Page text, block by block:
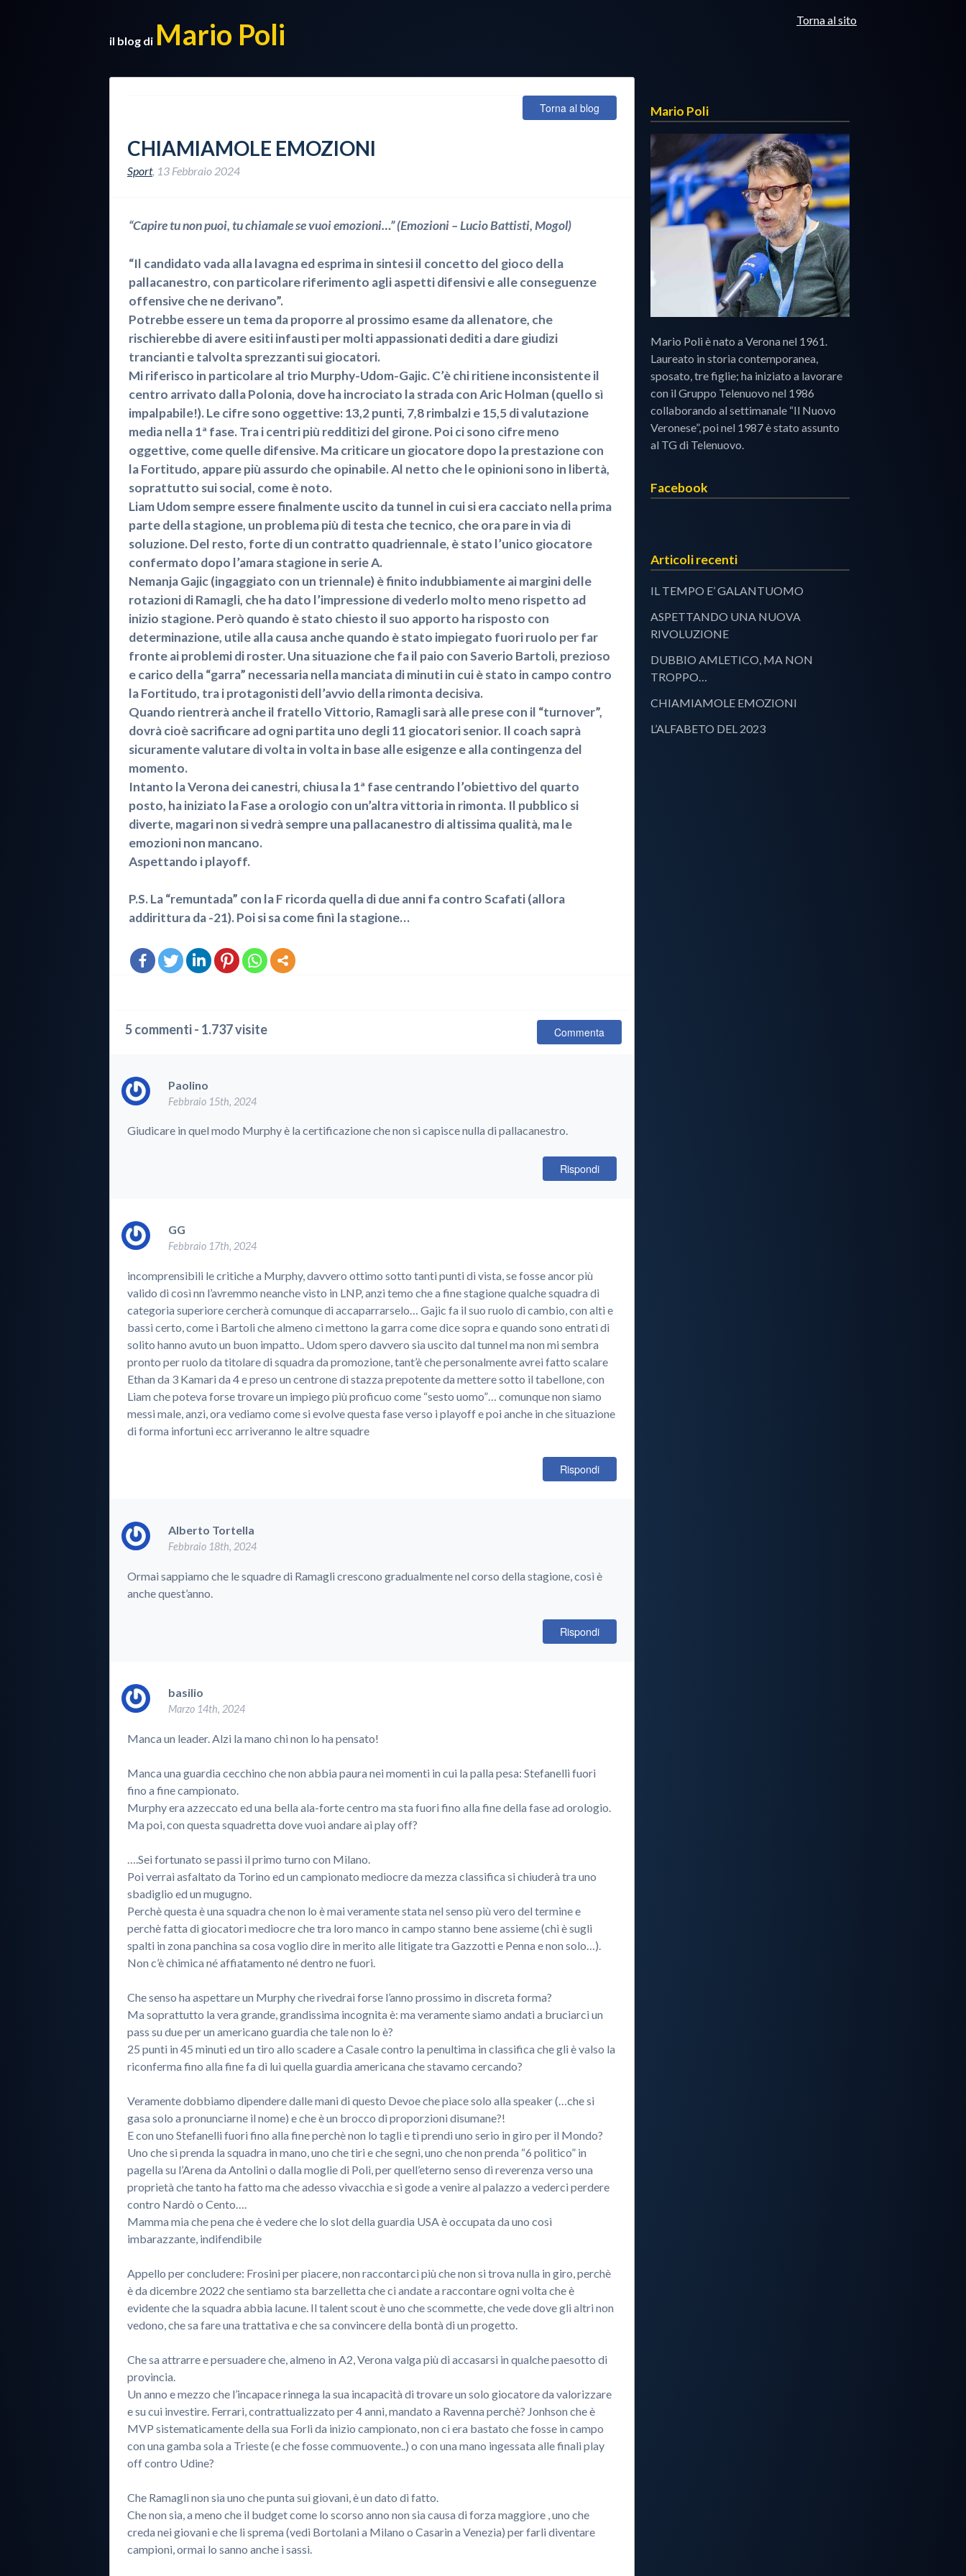
il blog di Mario Poli Torna al sito
Torna al blog
CHIAMIAMOLE EMOZIONI
Sport, 13 Febbraio 2024
“Capire tu non puoi, tu chiamale se vuoi emozioni…” (Emozioni – Lucio Battisti, Mogol)
“Il candidato vada alla lavagna ed esprima in sintesi il concetto del gioco della
pallacanestro, con particolare riferimento agli aspetti difensivi e alle conseguenze
offensive che ne derivano”.
Potrebbe essere un tema da proporre al prossimo esame da allenatore, che
rischierebbe di avere esiti infausti per molti appassionati dediti a dare giudizi
trancianti e talvolta sprezzanti sui giocatori.
Mi riferisco in particolare al trio Murphy-Udom-Gajic. C’è chi ritiene inconsistente il
centro arrivato dalla Polonia, dove ha incrociato la strada con Aric Holman (quello sì
impalpabile!). Le cifre sono oggettive: 13,2 punti, 7,8 rimbalzi e 15,5 di valutazione
media nella 1ª fase. Tra i centri più redditizi del girone. Poi ci sono cifre meno
oggettive, come quelle difensive. Ma criticare un giocatore dopo la prestazione con
la Fortitudo, appare più assurdo che opinabile. Al netto che le opinioni sono in libertà,
soprattutto sui social, come è noto.
Liam Udom sempre essere finalmente uscito da tunnel in cui si era cacciato nella prima
parte della stagione, un problema più di testa che tecnico, che ora pare in via di
soluzione. Del resto, forte di un contratto quadriennale, è stato l’unico giocatore
confermato dopo l’amara stagione in serie A.
Nemanja Gajic (ingaggiato con un triennale) è finito indubbiamente ai margini delle
rotazioni di Ramagli, che ha dato l’impressione di vederlo molto meno rispetto ad
inizio stagione. Però quando è stato chiesto il suo apporto ha risposto con
determinazione, utile alla causa anche quando è stato impiegato fuori ruolo per far
fronte ai problemi di roster. Una situazione che fa il paio con Saverio Bartoli, prezioso
e carico della “garra” necessaria nella manciata di minuti in cui è stato in campo contro
la Fortitudo, tra i protagonisti dell’avvio della rimonta decisiva.
Quando rientrerà anche il fratello Vittorio, Ramagli sarà alle prese con il “turnover”,
dovrà cioè sacrificare ad ogni partita uno degli 11 giocatori senior. Il coach saprà
sicuramente valutare di volta in volta in base alle esigenze e alla contingenza del
momento.
Intanto la Verona dei canestri, chiusa la 1ª fase centrando l’obiettivo del quarto
posto, ha iniziato la Fase a orologio con un’altra vittoria in rimonta. Il pubblico si
diverte, magari non si vedrà sempre una pallacanestro di altissima qualità, ma le
emozioni non mancano.
Aspettando i playoff.
P.S. La “remuntada” con la F ricorda quella di due anni fa contro Scafati (allora
addirittura da -21). Poi si sa come finì la stagione…
5 commenti - 1.737 visite Commenta
Paolino
Febbraio 15th, 2024
Giudicare in quel modo Murphy è la certificazione che non si capisce nulla di pallacanestro.
Rispondi
GG
Febbraio 17th, 2024
incomprensibili le critiche a Murphy, davvero ottimo sotto tanti punti di vista, se fosse ancor più
valido di così nn l’avremmo neanche visto in LNP, anzi temo che a fine stagione qualche squadra di
categoria superiore cercherà comunque di accaparrarselo… Gajic fa il suo ruolo di cambio, con alti e
bassi certo, come i Bartoli che almeno ci mettono la garra come dice sopra e quando sono entrati di
solito hanno avuto un buon impatto.. Udom spero davvero sia uscito dal tunnel ma non mi sembra
pronto per ruolo da titolare di squadra da promozione, tant’è che personalmente avrei fatto scalare
Ethan da 3 Kamari da 4 e preso un centrone di stazza prepotente da mettere sotto il tabellone, con
Liam che poteva forse trovare un impiego più proficuo come “sesto uomo”… comunque non siamo
messi male, anzi, ora vediamo come si evolve questa fase verso i playoff e poi anche in che situazione
di forma infortuni ecc arriveranno le altre squadre
Rispondi
Alberto Tortella
Febbraio 18th, 2024
Ormai sappiamo che le squadre di Ramagli crescono gradualmente nel corso della stagione, così è
anche quest’anno.
Rispondi
basilio
Marzo 14th, 2024
Manca un leader. Alzi la mano chi non lo ha pensato!
Manca una guardia cecchino che non abbia paura nei momenti in cui la palla pesa: Stefanelli fuori
fino a fine campionato.
Murphy era azzeccato ed una bella ala-forte centro ma sta fuori fino alla fine della fase ad orologio.
Ma poi, con questa squadretta dove vuoi andare ai play off?
….Sei fortunato se passi il primo turno con Milano.
Poi verrai asfaltato da Torino ed un campionato mediocre da mezza classifica si chiuderà tra uno
sbadiglio ed un mugugno.
Perchè questa è una squadra che non lo è mai veramente stata nel senso più vero del termine e
perchè fatta di giocatori mediocre che tra loro manco in campo stanno bene assieme (chi è sugli
spalti in zona panchina sa cosa voglio dire in merito alle litigate tra Gazzotti e Penna e non solo…).
Non c’è chimica né affiatamento né dentro ne fuori.
Che senso ha aspettare un Murphy che rivedrai forse l’anno prossimo in discreta forma?
Ma soprattutto la vera grande, grandissima incognita è: ma veramente siamo andati a bruciarci un
pass su due per un americano guardia che tale non lo è?
25 punti in 45 minuti ed un tiro allo scadere a Casale contro la penultima in classifica che gli è valso la
riconferma fino alla fine fa di lui quella guardia americana che stavamo cercando?
Veramente dobbiamo dipendere dalle mani di questo Devoe che piace solo alla speaker (…che si
gasa solo a pronunciarne il nome) e che è un brocco di proporzioni disumane?!
E con uno Stefanelli fuori fino alla fine perchè non lo tagli e ti prendi uno serio in giro per il Mondo?
Uno che si prenda la squadra in mano, uno che tiri e che segni, uno che non prenda “6 politico” in
pagella su l’Arena da Antolini o dalla moglie di Poli, per quell’eterno senso di reverenza verso una
proprietà che tanto ha fatto ma che adesso vivacchia e si gode a venire al palazzo a vederci perdere
contro Nardò o Cento….
Mamma mia che pena che è vedere che lo slot della guardia USA è occupata da uno così
imbarazzante, indifendibile
Appello per concludere: Frosini per piacere, non raccontarci più che non si trova nulla in giro, perchè
è da dicembre 2022 che sentiamo sta barzelletta che ci andate a raccontare ogni volta che è
evidente che la squadra abbia lacune. Il talent scout è uno che scommette, che vede dove gli altri non
vedono, che sa fare una trattativa e che sa convincere della bontà di un progetto.
Che sa attrarre e persuadere che, almeno in A2, Verona valga più di accasarsi in qualche paesotto di
provincia.
Un anno e mezzo che l’incapace rinnega la sua incapacità di trovare un solo giocatore da valorizzare
e su cui investire. Ferrari, contrattualizzato per 4 anni, mandato a Ravenna perchè? Jonhson che è
MVP sistematicamente della sua Forli da inizio campionato, non ci era bastato che fosse in campo
con una gamba sola a Trieste (e che fosse commuovente..) o con una mano ingessata alle finali play
off contro Udine?
Che Ramagli non sia uno che punta sui giovani, è un dato di fatto.
Che non sia, a meno che il budget come lo scorso anno non sia causa di forza maggiore , uno che
creda nei giovani e che li sprema (vedi Bortolani a Milano o Casarin a Venezia) per farli diventare
campioni, ormai lo sanno anche i sassi.
Mario Poli
Mario Poli è nato a Verona nel 1961.
Laureato in storia contemporanea,
sposato, tre figlie; ha iniziato a lavorare
con il Gruppo Telenuovo nel 1986
collaborando al settimanale “Il Nuovo
Veronese”, poi nel 1987 è stato assunto
al TG di Telenuovo.
Facebook
Articoli recenti
IL TEMPO E’ GALANTUOMO
ASPETTANDO UNA NUOVA
RIVOLUZIONE
DUBBIO AMLETICO, MA NON
TROPPO…
CHIAMIAMOLE EMOZIONI
L’ALFABETO DEL 2023